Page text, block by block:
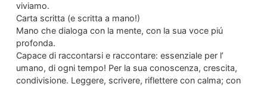
viviamo.
Carta scritta (e scritta a mano!)
Mano che dialoga con la mente, con la sua voce piú
profonda.
Capace di raccontarsi e raccontare: essenziale per l’
umano, di ogni tempo! Per la sua conoscenza, crescita,
condivisione. Leggere, scrivere, riflettere con calma; con